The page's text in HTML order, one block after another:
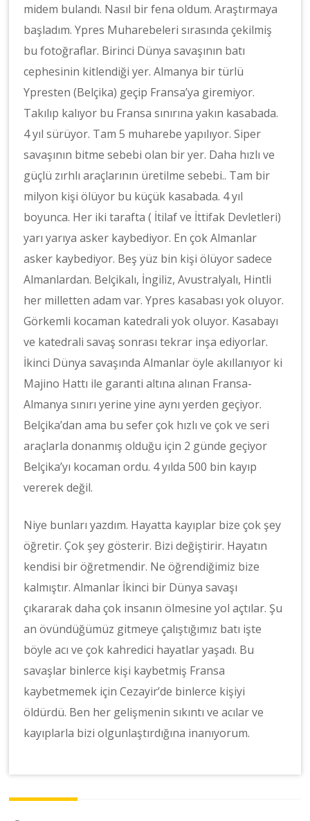
midem bulandı. Nasıl bir fena oldum. Araştırmaya
başladım. Ypres Muharebeleri sırasında çekilmiş
bu fotoğraflar. Birinci Dünya savaşının batı
cephesinin kitlendiği yer. Almanya bir türlü
Ypresten (Belçika) geçip Fransa’ya giremiyor.
Takılıp kalıyor bu Fransa sınırına yakın kasabada.
4 yıl sürüyor. Tam 5 muharebe yapılıyor. Siper
savaşının bitme sebebi olan bir yer. Daha hızlı ve
güçlü zırhlı araçlarının üretilme sebebi.. Tam bir
milyon kişi ölüyor bu küçük kasabada. 4 yıl
boyunca. Her iki tarafta ( İtilaf ve İttifak Devletleri)
yarı yarıya asker kaybediyor. En çok Almanlar
asker kaybediyor. Beş yüz bin kişi ölüyor sadece
Almanlardan. Belçikalı, İngiliz, Avustralyalı, Hintli
her milletten adam var. Ypres kasabası yok oluyor.
Görkemli kocaman katedrali yok oluyor. Kasabayı
ve katedrali savaş sonrası tekrar inşa ediyorlar.
İkinci Dünya savaşında Almanlar öyle akıllanıyor ki
Majino Hattı ile garanti altına alınan Fransa-
Almanya sınırı yerine yine aynı yerden geçiyor.
Belçika’dan ama bu sefer çok hızlı ve çok ve seri
araçlarla donanmış olduğu için 2 günde geçiyor
Belçika’yı kocaman ordu. 4 yılda 500 bin kayıp
vererek değil.
Niye bunları yazdım. Hayatta kayıplar bize çok şey
öğretir. Çok şey gösterir. Bizi değiştirir. Hayatın
kendisi bir öğretmendir. Ne öğrendiğimiz bize
kalmıştır. Almanlar İkinci bir Dünya savaşı
çıkararak daha çok insanın ölmesine yol açtılar. Şu
an övündüğümüz gitmeye çalıştığımız batı işte
böyle acı ve çok kahredici hayatlar yaşadı. Bu
savaşlar binlerce kişi kaybetmiş Fransa
kaybetmemek için Cezayir’de binlerce kişiyi
öldürdü. Ben her gelişmenin sıkıntı ve acılar ve
kayıplarla bizi olgunlaştırdığına inanıyorum.